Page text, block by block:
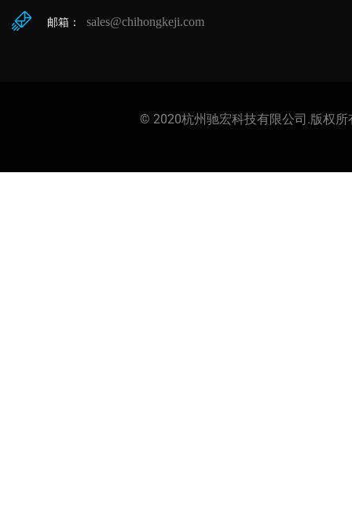
邮箱： sales@chihongkeji.com
© 2020杭州驰宏科技有限公司.版权所